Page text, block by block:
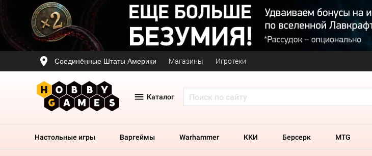
Соединённые Штаты Америки Магазины Игротеки
Каталог
Настольные игры Варгеймы Warhammer ККИ Берсерк MTG